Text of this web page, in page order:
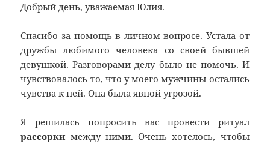
Добрый день, уважаемая Юлия.
Спасибо за помощь в личном вопросе. Устала от
дружбы любимого человека со своей бывшей
девушкой. Разговорами делу было не помочь. И
чувствовалось то, что у моего мужчины остались
чувства к ней. Она была явной угрозой.
Я решилась попросить вас провести ритуал
рассорки между ними. Очень хотелось, чтобы